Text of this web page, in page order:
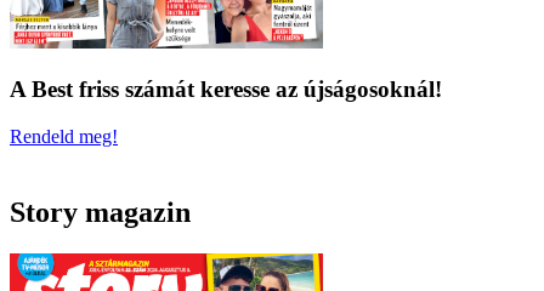
A Best friss számát keresse az újságosoknál!
Rendeld meg!
Story magazin